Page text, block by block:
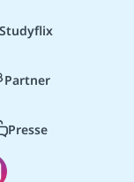
Partner
Presse